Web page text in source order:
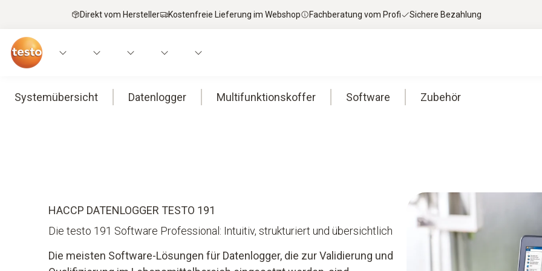
Direkt vom Hersteller Kostenfreie Lieferung im Webshop Fachberatung vom Profi Sichere Bezahlung
Systemübersicht Datenlogger Multifunktionskoffer Software Zubehör
HACCP DATENLOGGER TESTO 191
Die testo 191 Software Professional: Intuitiv, strukturiert und übersichtlich
Die meisten Software-Lösungen für Datenlogger, die zur Validierung und